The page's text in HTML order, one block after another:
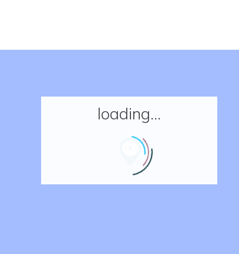
Réserver un séjour
loading...